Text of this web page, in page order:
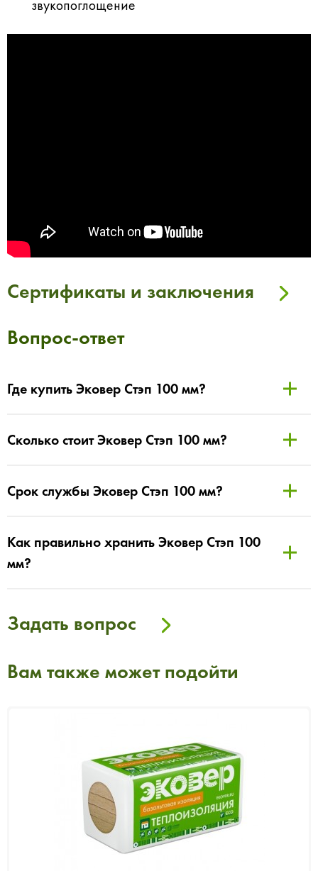
звукопоглощение
Сертификаты и заключения
Вопрос-ответ
Где купить Эковер Стэп 100 мм?
Сколько стоит Эковер Стэп 100 мм?
Срок службы Эковер Стэп 100 мм?
Как правильно хранить Эковер Стэп 100
мм?
Задать вопрос
Вам также может подойти